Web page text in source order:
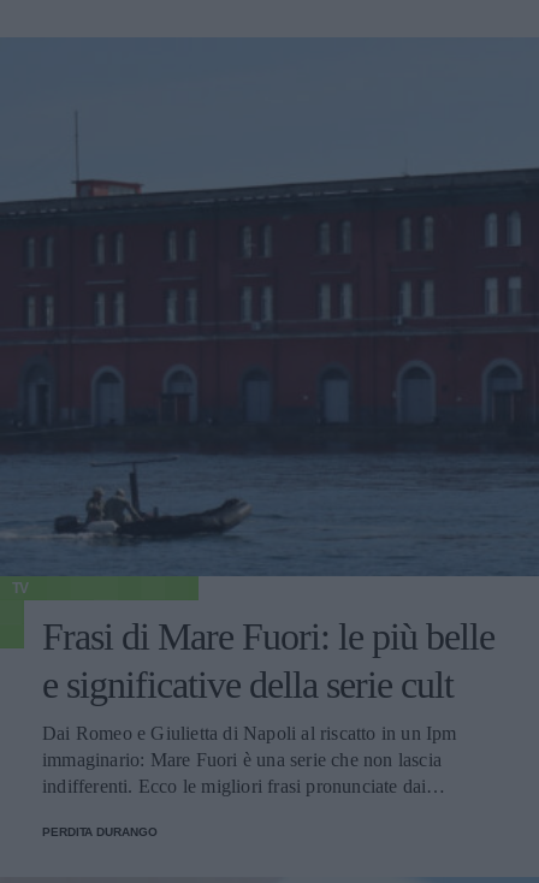
TV
Frasi di Mare Fuori: le più belle
e significative della serie cult
Dai Romeo e Giulietta di Napoli al riscatto in un Ipm
immaginario: Mare Fuori è una serie che non lascia
indifferenti. Ecco le migliori frasi pronunciate dai
PERDITA DURANGO